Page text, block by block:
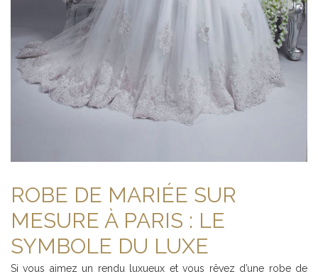
ROBE DE MARIÉE SUR
MESURE À PARIS : LE
SYMBOLE DU LUXE
Si vous aimez un rendu luxueux et vous rêvez d’une robe de